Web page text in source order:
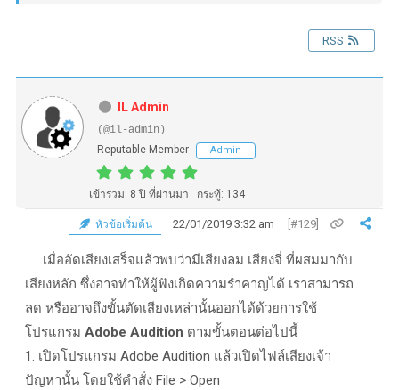
RSS
IL Admin
(@il-admin)
Reputable Member
Admin
เข้าร่วม: 8 ปี ที่ผ่านมา กระทู้: 134
หัวข้อเริ่มต้น 22/01/2019 3:32 am [#129]
เมื่ออัดเสียงเสร็จแล้วพบว่ามีเสียงลม เสียงจี่ ที่ผสมมากับ
เสียงหลัก ซึ่งอาจทำให้ผู้ฟังเกิดความรำคาญได้ เราสามารถ
ลด หรืออาจถึงขั้นตัดเสียงเหล่านั้นออกได้ด้วยการใช้
โปรแกรม Adobe Audition ตามขั้นตอนต่อไปนี้
1. เปิดโปรแกรม Adobe Audition แล้วเปิดไฟล์เสียงเจ้า
ปัญหานั้น โดยใช้คำสั่ง File > Open